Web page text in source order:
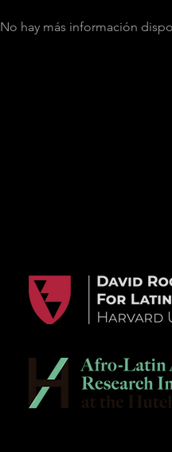
No hay más información